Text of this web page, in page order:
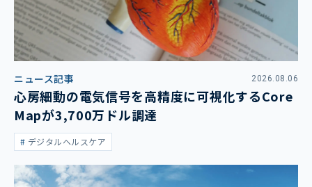
ニュース記事 2026.08.06
心房細動の電気信号を高精度に可視化するCore
Mapが3,700万ドル調達
デジタルヘルスケア